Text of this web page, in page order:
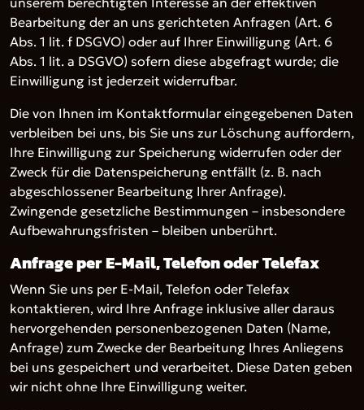
Bearbeitung der an uns gerichteten Anfragen (Art. 6
Abs. 1 lit. f DSGVO) oder auf Ihrer Einwilligung (Art. 6
Abs. 1 lit. a DSGVO) sofern diese abgefragt wurde; die
Einwilligung ist jederzeit widerrufbar.
Die von Ihnen im Kontaktformular eingegebenen Daten
verbleiben bei uns, bis Sie uns zur Löschung auffordern,
Ihre Einwilligung zur Speicherung widerrufen oder der
Zweck für die Datenspeicherung entfällt (z. B. nach
abgeschlossener Bearbeitung Ihrer Anfrage).
Zwingende gesetzliche Bestimmungen – insbesondere
Aufbewahrungsfristen – bleiben unberührt.
Anfrage per E-Mail, Telefon oder Telefax
Wenn Sie uns per E-Mail, Telefon oder Telefax
kontaktieren, wird Ihre Anfrage inklusive aller daraus
hervorgehenden personenbezogenen Daten (Name,
Anfrage) zum Zwecke der Bearbeitung Ihres Anliegens
bei uns gespeichert und verarbeitet. Diese Daten geben
wir nicht ohne Ihre Einwilligung weiter.